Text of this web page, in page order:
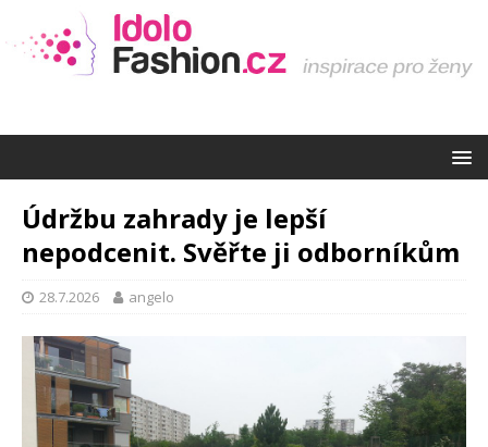
Údržbu zahrady je lepší
nepodcenit. Svěřte ji odborníkům
28.7.2026 angelo